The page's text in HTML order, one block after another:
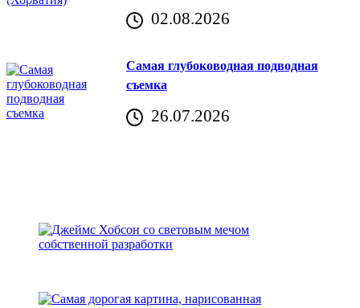
02.08.2026
Самая глубоководная подводная
съемка
26.07.2026